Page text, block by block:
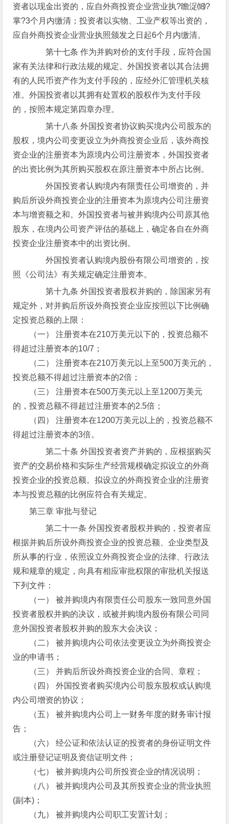
资者以现金出资的，应自外商投资企业营业执?瞻浞⒅?
掌?3个月内缴清；投资者以实物、工业产权等出资的，
应自外商投资企业营业执照颁发之日起6个月内缴清。
第十七条 作为并购对价的支付手段，应符合国
家有关法律和行政法规的规定。外国投资者以其合法拥
有的人民币资产作为支付手段的，应经外汇管理机关核
准。外国投资者以其拥有处置权的股权作为支付手段
的，按照本规定第四章办理。
第十八条 外国投资者协议购买境内公司股东的
股权，境内公司变更设立为外商投资企业后，该外商投
资企业的注册资本为原境内公司注册资本，外国投资者
的出资比例为其所购买股权在原注册资本中所占比例。
外国投资者认购境内有限责任公司增资的，并
购后所设外商投资企业的注册资本为原境内公司注册资
本与增资额之和。外国投资者与被并购境内公司原其他
股东，在境内公司资产评估的基础上，确定各自在外商
投资企业注册资本中的出资比例。
外国投资者认购境内股份有限公司增资的，按
照《公司法》有关规定确定注册资本。
第十九条 外国投资者股权并购的，除国家另有
规定外，对并购后所设外商投资企业应按照以下比例确
定投资总额的上限：
（一） 注册资本在210万美元以下的，投资总额不
得超过注册资本的10/7；
（二） 注册资本在210万美元以上至500万美元的，
投资总额不得超过注册资本的2倍；
（三） 注册资本在500万美元以上至1200万美元
的，投资总额不得超过注册资本的2.5倍；
（四） 注册资本在1200万美元以上的，投资总额不
得超过注册资本的3倍。
第二十条 外国投资者资产并购的，应根据购买
资产的交易价格和实际生产经营规模确定拟设立的外商
投资企业的投资总额。拟设立的外商投资企业的注册资
本与投资总额的比例应符合有关规定。
第三章 审批与登记
第二十一条 外国投资者股权并购的，投资者应
根据并购后所设外商投资企业的投资总额、企业类型及
所从事的行业，依照设立外商投资企业的法律、行政法
规和规章的规定，向具有相应审批权限的审批机关报送
下列文件：
（一） 被并购境内有限责任公司股东一致同意外国
投资者股权并购的决议，或被并购境内股份有限公司同
意外国投资者股权并购的股东大会决议；
（二） 被并购境内公司依法变更设立为外商投资企
业的申请书；
（三） 并购后所设外商投资企业的合同、章程；
（四） 外国投资者购买境内公司股东股权或认购境
内公司增资的协议；
（五） 被并购境内公司上一财务年度的财务审计报
告；
（六） 经公证和依法认证的投资者的身份证明文件
或注册登记证明及资信证明文件；
（七） 被并购境内公司所投资企业的情况说明；
（八） 被并购境内公司及其所投资企业的营业执照
(副本)；
（九） 被并购境内公司职工安置计划；